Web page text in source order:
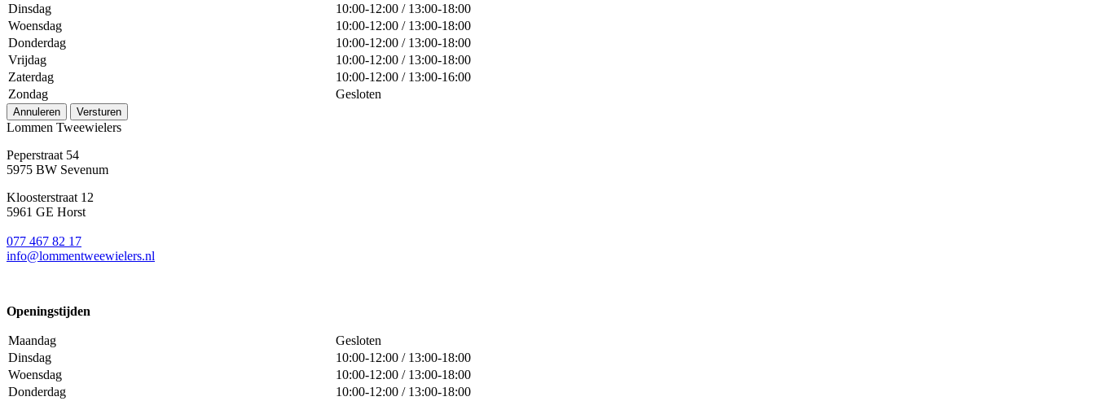
Dinsdag
10:00-12:00 / 13:00-18:00
Woensdag
10:00-12:00 / 13:00-18:00
Donderdag
10:00-12:00 / 13:00-18:00
Vrijdag
10:00-12:00 / 13:00-18:00
Zaterdag
10:00-12:00 / 13:00-16:00
Zondag
Gesloten
Annuleren Versturen
Lommen Tweewielers
Peperstraat 54
5975 BW Sevenum
Kloosterstraat 12
5961 GE Horst
077 467 82 17
info@lommentweewielers.nl
Openingstijden
Maandag
Gesloten
Dinsdag
10:00-12:00 / 13:00-18:00
Woensdag
10:00-12:00 / 13:00-18:00
Donderdag
10:00-12:00 / 13:00-18:00